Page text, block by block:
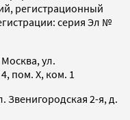
регистрационный
серия Эл №
ул.
пом. X, ком. 1
Звенигородская 2-я, д.